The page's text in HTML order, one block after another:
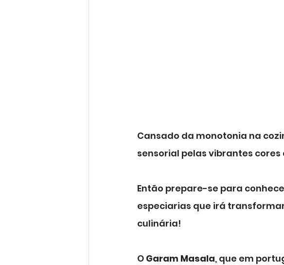
Cansado da monotonia na
sensorial pelas vibrantes
Então prepare-se para
especiarias que irá
culinária!
O Garam Masala, que em